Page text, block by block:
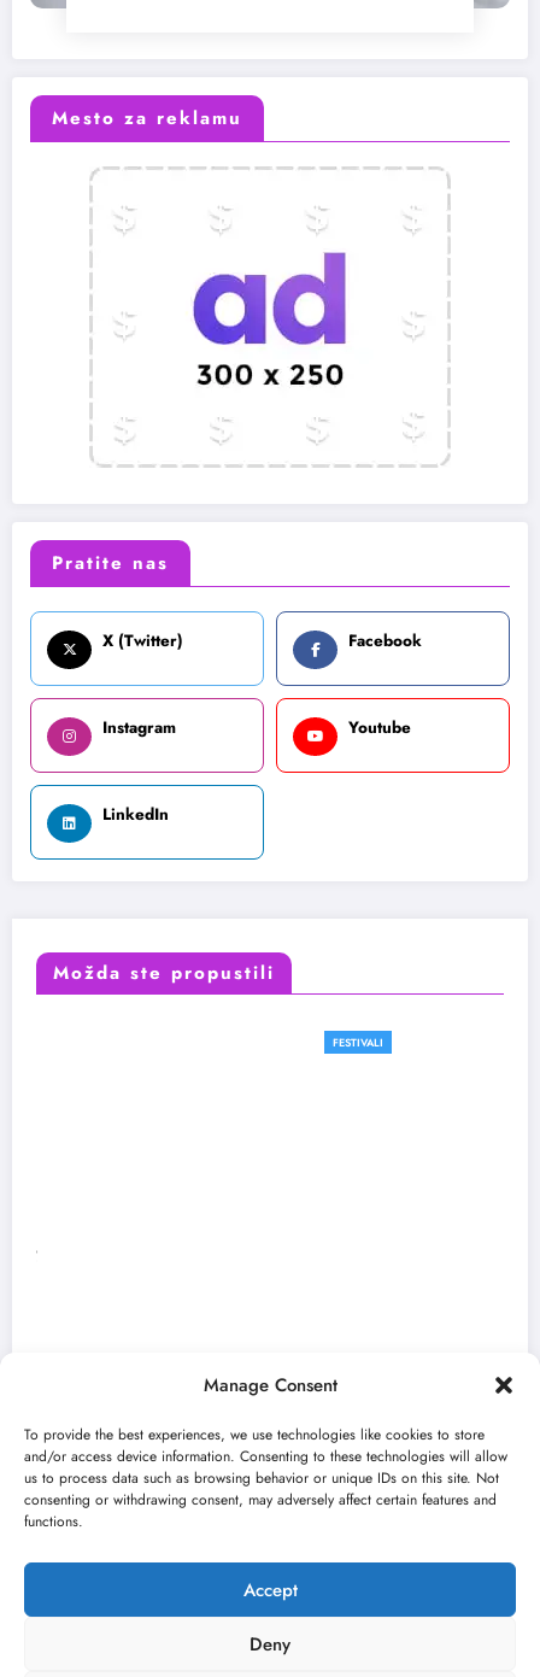
Manage Consent
To provide the best experiences, we use technologies like cookies to store
and/or access device information. Consenting to these technologies will allow
us to process data such as browsing behavior or unique IDs on this site. Not
consenting or withdrawing consent, may adversely affect certain features and
functions.
Accept
Deny
Mesto za reklamu
Pratite nas
X (Twitter) Facebook
Instagram Youtube
LinkedIn
Možda ste propustili
„Najveći mali festival u Vojvodini“ i ovog
Kulturni kišobran